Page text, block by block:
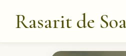
Rasarit de